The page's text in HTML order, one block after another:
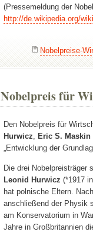
(Pressemeldung der
http://de.wikipedia.org/
Nobelpreise-
Nobelpreis für
Den Nobelpreis für
Hurwicz Eric S. Maskin
„Entwicklung der
Die drei Nobelpreisträger
Leonid Hurwicz (*1917
hat polnische Eltern.
anschließend der Physik
am Konservatorium in
Jahre in Großbritannien